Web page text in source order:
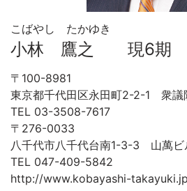
こばやし たかゆき
小林 鷹之 現6期
〒100-8981
東京都千代田区永田町2-2-1 衆議
TEL 03-3508-7617
〒276-0033
八千代市八千代台南1-3-3 山萬ビ
TEL 047-409-5842
http://www.kobayashi-